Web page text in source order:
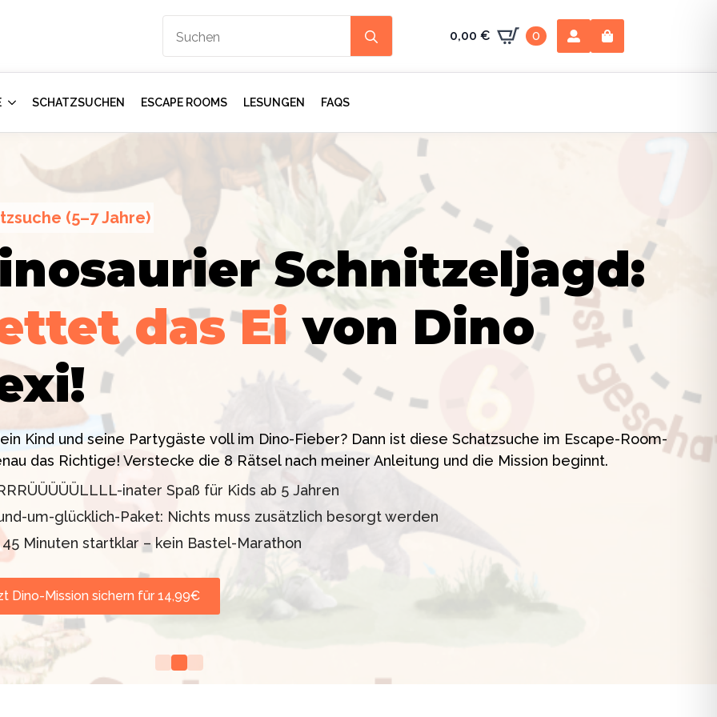
0,00 € 0
SCHATZSUCHEN ESCAPE ROOMS LESUNGEN FAQS
–
TV-Profi (ZDF "1, 2
Rooms zum
(5–7 Jahre)
Schnitzeljagd:
das Ei von Dino
Kind und seine Partygäste voll im Dino-Fieber? Dann ist diese Schatzsuche im Escape-Room-
das Richtige! Verstecke die 8 Rätsel nach meiner Anleitung und die Mission beginnt.
inater Spaß für Kids ab 5 Jahren
um-glücklich-Paket: Nichts muss zusätzlich besorgt werden
45 Minuten startklar – kein Bastel-Marathon
Dino-Mission sichern für 14,99€
Im
High-Tech Labor! Unser 24-seitiges PDF enthält
Knackt den Fall in 90 Minuten!
12–99 Jahre)
inklusive
werden